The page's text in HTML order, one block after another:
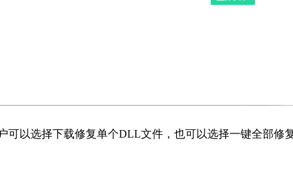
可以选择下载修复单个DLL文件，也可以选择一键全部修